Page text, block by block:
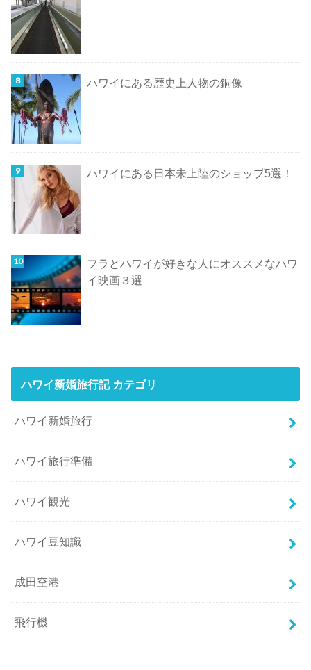
ハワイにある歴史上人物の銅像
ハワイにある日本未上陸のショップ5選！
フラとハワイが好きな人にオススメなハワ
イ映画３選
ハワイ新婚旅行記 カテゴリ
ハワイ新婚旅行
ハワイ旅行準備
ハワイ観光
ハワイ豆知識
成田空港
飛行機